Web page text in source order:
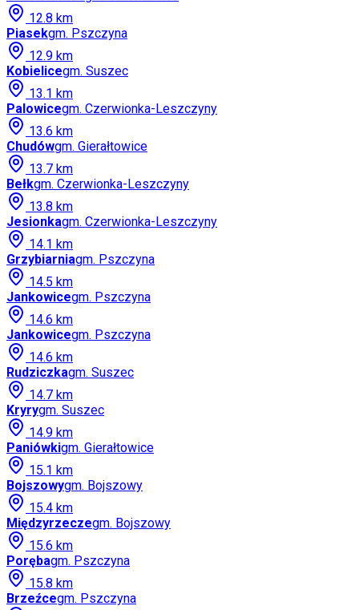
12.8 km
Piasekgm. Pszczyna
12.9 km
Kobielicegm. Suszec
13.1 km
Palowicegm. Czerwionka-Leszczyny
13.6 km
Chudówgm. Gierałtowice
13.7 km
Bełkgm. Czerwionka-Leszczyny
13.8 km
Jesionkagm. Czerwionka-Leszczyny
14.1 km
Grzybiarniagm. Pszczyna
14.5 km
Jankowicegm. Pszczyna
14.6 km
Jankowicegm. Pszczyna
14.6 km
Rudziczkagm. Suszec
14.7 km
Kryrygm. Suszec
14.9 km
Paniówkigm. Gierałtowice
15.1 km
Bojszowygm. Bojszowy
15.4 km
Międzyrzeczegm. Bojszowy
15.6 km
Porębagm. Pszczyna
15.8 km
Brzeźcegm. Pszczyna